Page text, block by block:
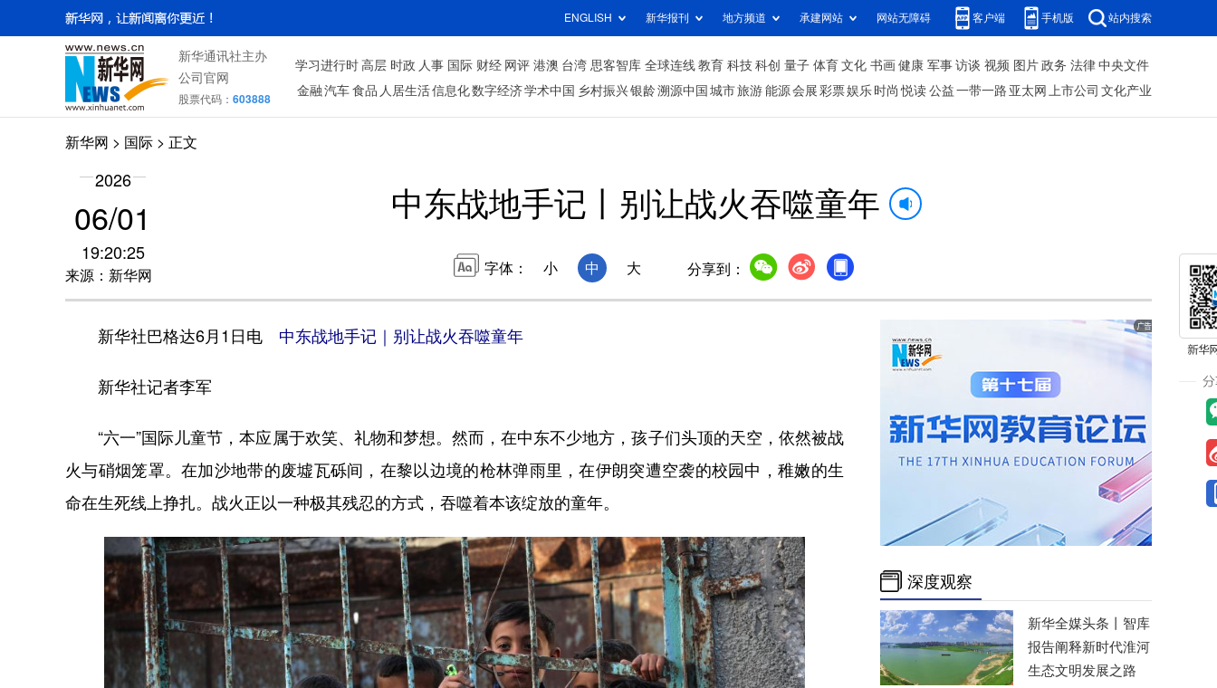
ENGLISH 新华报刊 地方频道 承建网站 网站无障碍 客户端 手机版 站内搜索
新华通讯社主办
公司官网
股票代码： 603888
学习进行时 高层 时政 人事 国际 财经 网评 港澳 台湾 思客智库 全球连线 教育 科技 科创 量子 体育 文化 书画 健康 军事 访谈 视频 图片 政务 法律 中央文件
金融 汽车 食品 人居生活信息化数字经济学术中国 乡村振兴银龄溯源中国 城市旅游 能源 会展 彩票娱乐 时尚 悦读 公益 一带一路 亚太网 上市公司 文化产业
新华网 > 国际 > 正文
2026
06/01
19:20:25
来源：新华网
中东战地手记丨别让战火吞噬童年
字体： 小 中 大 分享到：
新华社巴格达6月1日电 中东战地手记｜别让战火吞噬童年
新华社记者李军
“六一”国际儿童节，本应属于欢笑、礼物和梦想。然而，在中东不少地方，孩子们头顶的天空，依然被战
火与硝烟笼罩。在加沙地带的废墟瓦砾间，在黎以边境的枪林弹雨里，在伊朗突遭空袭的校园中，稚嫩的生
命在生死线上挣扎。战火正以一种极其残忍的方式，吞噬着本该绽放的童年。
深度观察
新华全媒头条丨 智库
报告阐释新时代淮河
生态文明发展之路